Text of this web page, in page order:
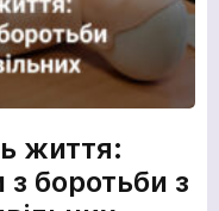
життя:
боротьби з